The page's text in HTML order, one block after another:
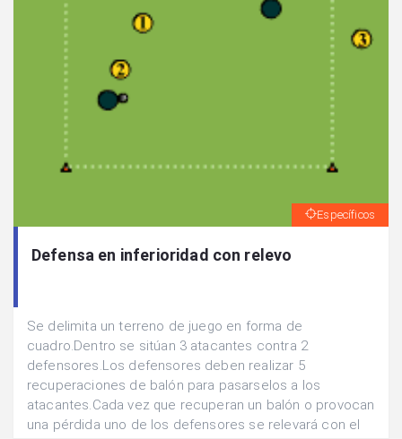
Específicos
Defensa en inferioridad con relevo
Se delimita un terreno de juego en forma de
cuadro.Dentro se sitúan 3 atacantes contra 2
defensores.Los defensores deben realizar 5
recuperaciones de balón para pasarselos a los
atacantes.Cada vez que recuperan un balón o provocan
una pérdida uno de los defensores se relevará con el